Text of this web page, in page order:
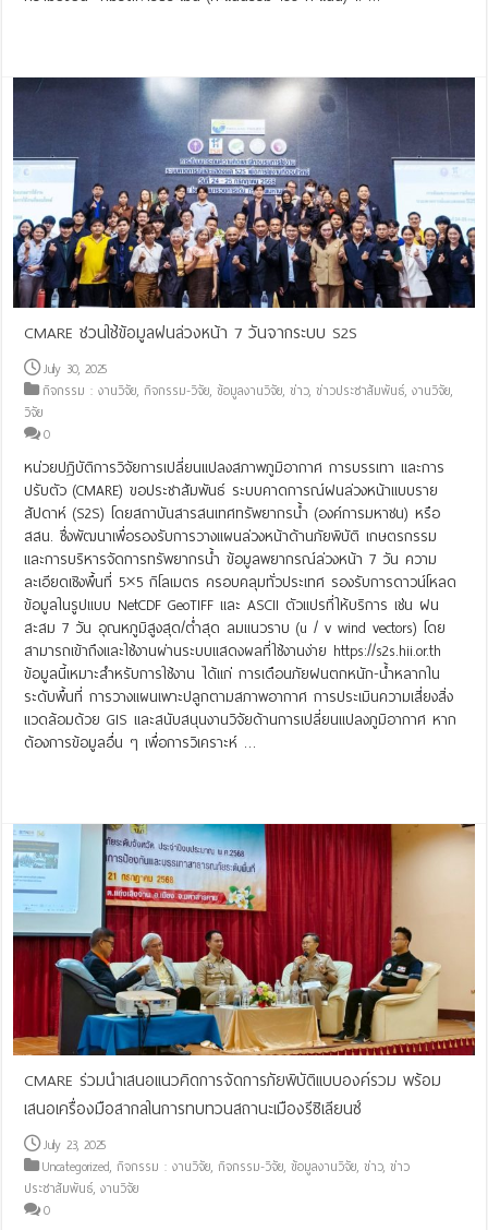
CMARE ชวนใช้ข้อมูลฝนล่วงหน้า 7 วันจากระบบ S2S
July 30, 2025
กิจกรรม : งานวิจัย,กิจกรรม-วิจัย,ข้อมูลงานวิจัย,ข่าว,ข่าวประชาสัมพันธ์,งานวิจัย,
วิจัย
0
หน่วยปฏิบัติการวิจัยการเปลี่ยนแปลงสภาพภูมิอากาศ การบรรเทา และการ
ปรับตัว (CMARE) ขอประชาสัมพันธ์ ระบบคาดการณ์ฝนล่วงหน้าแบบราย
สัปดาห์ (S2S) โดยสถาบันสารสนเทศทรัพยากรน้ำ (องค์การมหาชน) หรือ
สสน. ซึ่งพัฒนาเพื่อรองรับการวางแผนล่วงหน้าด้านภัยพิบัติ เกษตรกรรม
และการบริหารจัดการทรัพยากรน้ำ ข้อมูลพยากรณ์ล่วงหน้า 7 วัน ความ
ละเอียดเชิงพื้นที่ 5×5 กิโลเมตร ครอบคลุมทั่วประเทศ รองรับการดาวน์โหลด
ข้อมูลในรูปแบบ NetCDF GeoTIFF และ ASCII ตัวแปรที่ให้บริการ เช่น ฝน
สะสม 7 วัน อุณหภูมิสูงสุด/ต่ำสุด ลมแนวราบ (u / v wind vectors) โดย
สามารถเข้าถึงและใช้งานผ่านระบบแสดงผลที่ใช้งานง่าย https://s2s.hii.or.th
ข้อมูลนี้เหมาะสำหรับการใช้งาน ได้แก่ การเตือนภัยฝนตกหนัก-น้ำหลากใน
ระดับพื้นที่ การวางแผนเพาะปลูกตามสภาพอากาศ การประเมินความเสี่ยงสิ่ง
แวดล้อมด้วย GIS และสนับสนุนงานวิจัยด้านการเปลี่ยนแปลงภูมิอากาศ หาก
ต้องการข้อมูลอื่น ๆ เพื่อการวิเคราะห์ …
CMARE ร่วมนำเสนอแนวคิดการจัดการภัยพิบัติแบบองค์รวม พร้อม
เสนอเครื่องมือสากลในการทบทวนสถานะเมืองรีซิเลียนซ์
July 23, 2025
Uncategorized,กิจกรรม : งานวิจัย,กิจกรรม-วิจัย,ข้อมูลงานวิจัย,ข่าว,ข่าว
ประชาสัมพันธ์,งานวิจัย
0